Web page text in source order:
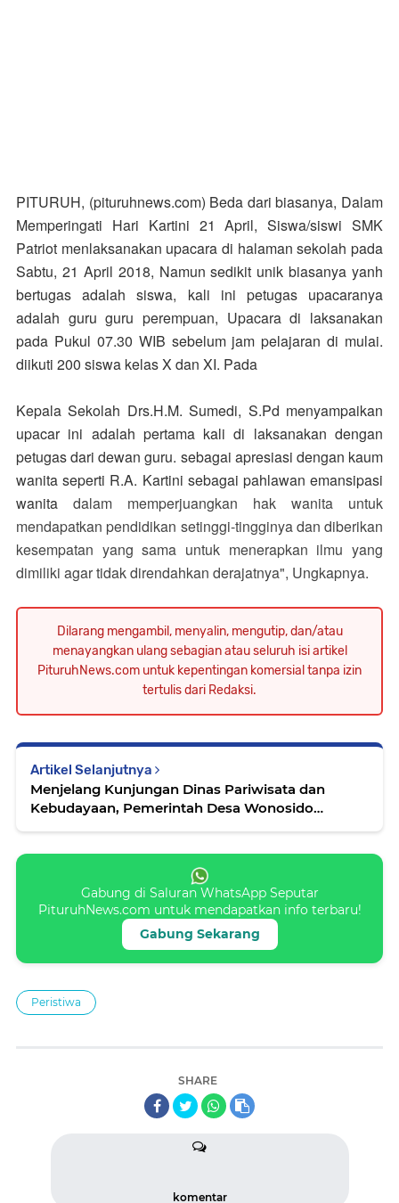
PITURUH, (pituruhnews.com) Beda dari biasanya, Dalam
Memperingati Hari Kartini 21 April, Siswa/siswi SMK
Patriot menlaksanakan upacara di halaman sekolah pada
Sabtu, 21 April 2018, Namun sedikit unik biasanya yanh
bertugas adalah siswa, kali ini petugas upacaranya
adalah guru guru perempuan, Upacara di laksanakan
pada Pukul 07.30 WIB sebelum jam pelajaran di mulai.
diikuti 200 siswa kelas X dan XI. Pada
Kepala Sekolah Drs.H.M. Sumedi, S.Pd menyampaikan
upacar ini adalah pertama kali di laksanakan dengan
petugas dari dewan guru. sebagai apresiasi dengan kaum
wanita seperti R.A. Kartini sebagai pahlawan emansipasi
wanita dalam memperjuangkan hak wanita untuk
mendapatkan pendidikan setinggi-tingginya dan diberikan
kesempatan yang sama untuk menerapkan ilmu yang
dimiliki agar tidak direndahkan derajatnya", Ungkapnya.
Dilarang mengambil, menyalin, mengutip, dan/atau
menayangkan ulang sebagian atau seluruh isi artikel
PituruhNews.com untuk kepentingan komersial tanpa izin
tertulis dari Redaksi.
Artikel Selanjutnya
Menjelang Kunjungan Dinas Pariwisata dan
Kebudayaan, Pemerintah Desa Wonosido
Gabung di Saluran WhatsApp Seputar
PituruhNews.com untuk mendapatkan info terbaru!
Gabung Sekarang
Peristiwa
SHARE
komentar